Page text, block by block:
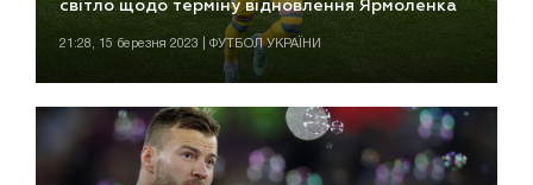
світло щодо терміну відновлення Ярмоленка
21:28, 15 березня 2023 | ФУТБОЛ УКРАЇНИ